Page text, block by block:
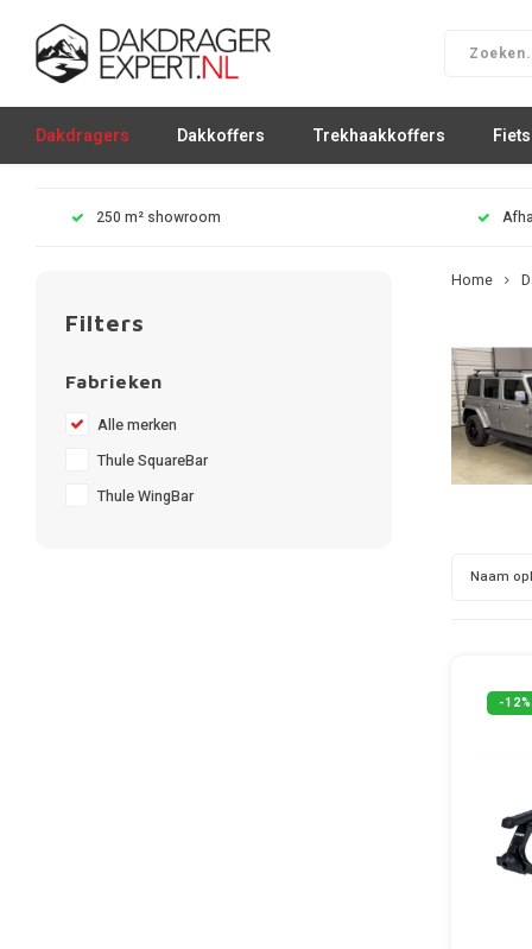
Dakdragers Dakkoffers Trekhaakkoffers
250 m² showroom
Filters
Fabrieken
Alle merken
Thule SquareBar
Thule WingBar
Home
Naam
-12%